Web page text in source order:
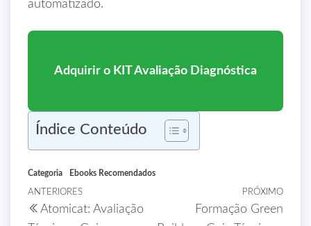
automatizado.
Adquirir o KIT Avaliação Diagnóstica
Índice Conteúdo
Categoria Ebooks Recomendados
ANTERIORES
Atomicat: Avaliação
PRÓXIMO
Formação Green